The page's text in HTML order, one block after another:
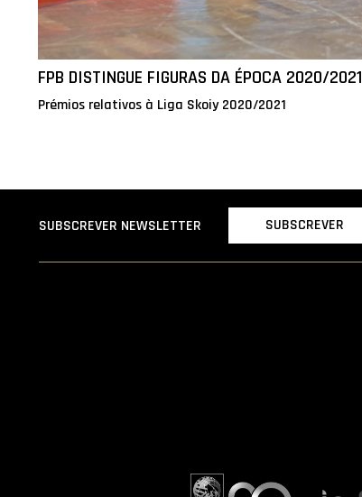
FPB DISTINGUE FIGURAS DA ÉPOCA 2020/2021
Prémios relativos à Liga Skoiy 2020/2021
SUBSCREVER NEWSLETTER SUBSCREVER